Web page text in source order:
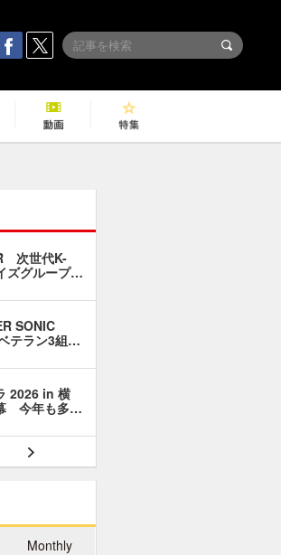
次世代K-
ズグループ…
SONIC
テラン3組…
2026 in 横
今年も多…
Monthly